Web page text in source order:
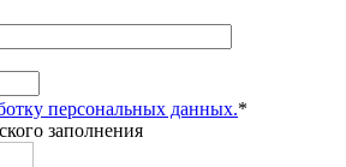
персональных данных.*
заполнения